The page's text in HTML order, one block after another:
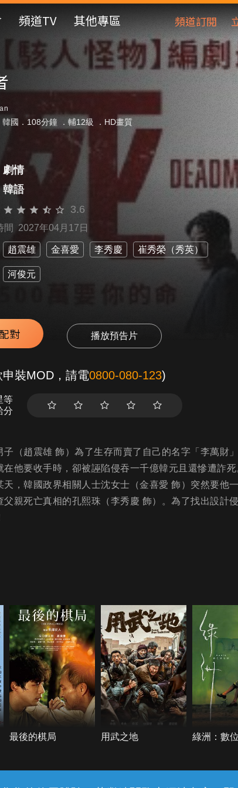
頻道TV 其他專區 頻道訂閱
國．108分鐘 ． 輔12級 ．HD畫質
劇情
韓語
3.6
間 2027年04月17日
趙震雄 金喜愛 李秀慶 崔秀榮（秀英）
河俊元
對 播放預告片
申裝MOD，請電0800-080-123)
等
分
子（趙震雄 飾）為了生存而賣了自己的名字「李萬財
在他要收手時，卻被誣陷侵吞一千億韓元且還慘遭詐
天，韓國政界相關人士沈女士（金喜愛 飾）突然要他
父親死亡真相的孔熙珠（李秀慶 飾）。為了找出設計
最後的棋局 用武之地 綠洲：數
支援 服務條款 隱私權保護